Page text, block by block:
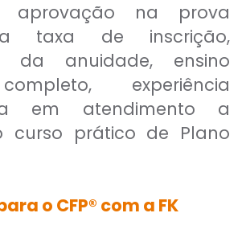
aprovação na prova
taxa de inscrição,
da anuidade, ensino
experiência
em atendimento a
curso prático de Plano
o CFP® com a FK